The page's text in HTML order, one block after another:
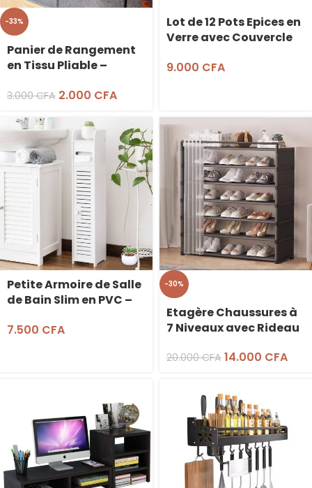
-33%
Panier de Rangement
en Tissu Pliable –
3.000CFA 2.000 CFA
Lot de 12 Pots Epices en
Verre avec Couvercle
9.000 CFA
Petite Armoire de Salle
de Bain Slim en PVC –
7.500 CFA
-30%
Etagère Chaussures à
7 Niveaux avec Rideau
20.000CFA 14.000 CFA